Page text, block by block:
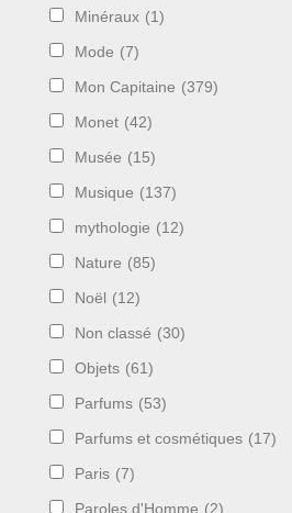
Minéraux (1)
Mode (7)
Mon Capitaine (379)
Monet (42)
Musée (15)
Musique (137)
mythologie (12)
Nature (85)
Noël (12)
Non classé (30)
Objets (61)
Parfums (53)
Parfums et cosmétiques (17)
Paris (7)
Paroles d'Homme (2)